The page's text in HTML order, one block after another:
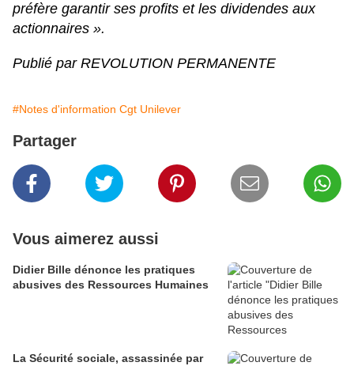
préfère garantir ses profits et les dividendes aux
actionnaires ».
Publié par REVOLUTION PERMANENTE
#Notes d'information Cgt Unilever
Partager
Vous aimerez aussi
Didier Bille dénonce les pratiques
abusives des Ressources Humaines
La Sécurité sociale, assassinée par